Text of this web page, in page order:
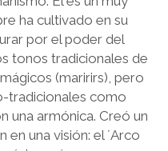
ha cultivado en su
por el poder del
tonos tradicionales de
(maririrs), pero
tradicionales como
una armónica. Creó un
una visión: el ´Arco